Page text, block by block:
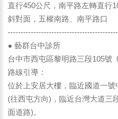
直行450公尺，南平路左轉直行
斜對面，五權南路、南平路口
● 藝群台中診所
台中市西屯區黎明路三段105號
路線引導：
位於上安居大樓，臨近國道一
(往西屯方向)，臨近台灣大道三
面道路)。